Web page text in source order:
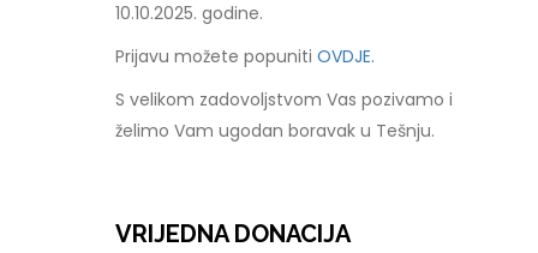
10.10.2025. godine.
Prijavu možete popunitiOVDJE.
S velikom zadovoljstvom Vas pozivamo i
želimo Vam ugodan boravak u Tešnju.
VRIJEDNA DONACIJA